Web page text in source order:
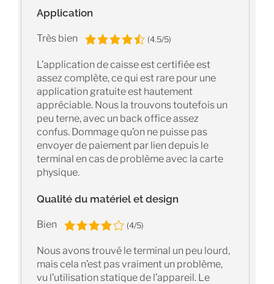
Application
Très bien (4.5/5)
L’application de caisse est certifiée est
assez complète, ce qui est rare pour une
application gratuite est hautement
appréciable. Nous la trouvons toutefois un
peu terne, avec un back office assez
confus. Dommage qu’on ne puisse pas
envoyer de paiement par lien depuis le
terminal en cas de problème avec la carte
physique.
Qualité du matériel et design
Bien (4/5)
Nous avons trouvé le terminal un peu lourd,
mais cela n’est pas vraiment un problème,
vu l’utilisation statique de l’appareil. Le